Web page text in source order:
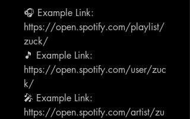
🎧 Example Link:
https://open.spotify.com/playlist/
zuck/
🎵 Example Link:
https://open.spotify.com/user/zuc
k/
🎤 Example Link:
https://open.spotify.com/artist/zu